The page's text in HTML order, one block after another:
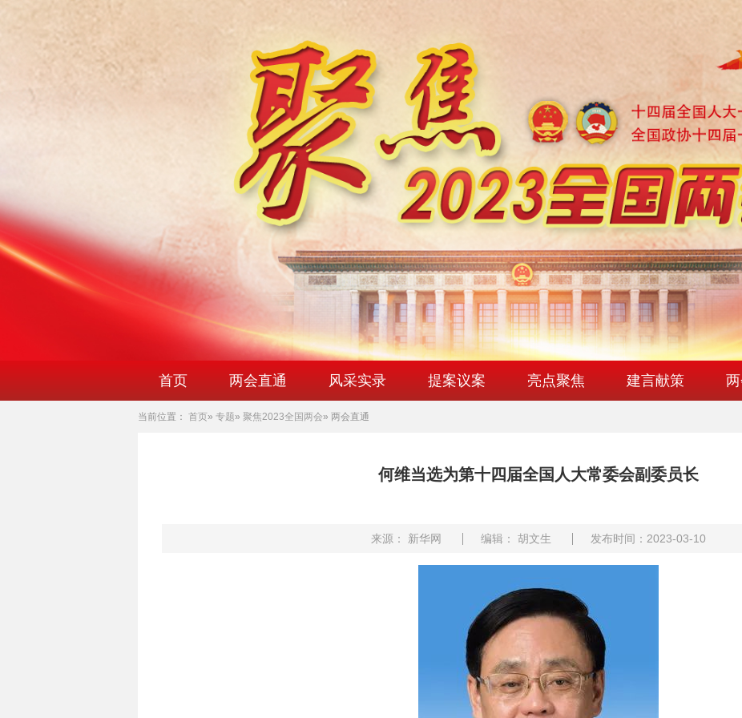
首页 两会直通 风采实录 提案议案 亮点聚焦 建言献策
当前位置： 首页» 专题» 聚焦2023全国两会» 两会直通
何维当选为第十四届全国人大常委会副委员长
来源： 新华网 编辑： 胡文生 发布时间：2023-03-10